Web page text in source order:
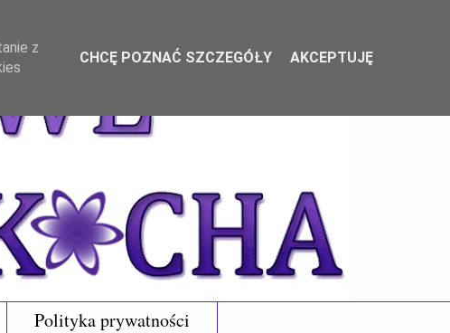
Polityka prywatności
z
CHCĘ POZNAĆ SZCZEGÓŁY AKCEPTUJĘ